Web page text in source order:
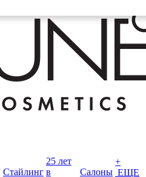
Стайлинг
25 лет
в
Салоны
+
ЕЩЕ